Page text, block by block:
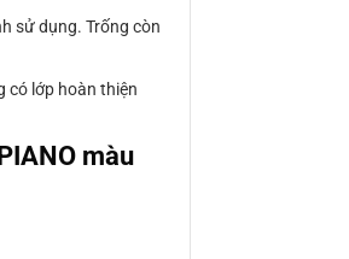
sử dụng. Trống còn
có lớp hoàn thiện
màu